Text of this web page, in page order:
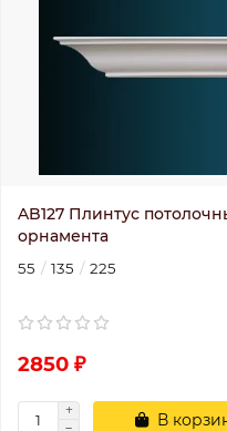
AB127 Плинтус
орнамента
55 135 225
2850 ₽
В